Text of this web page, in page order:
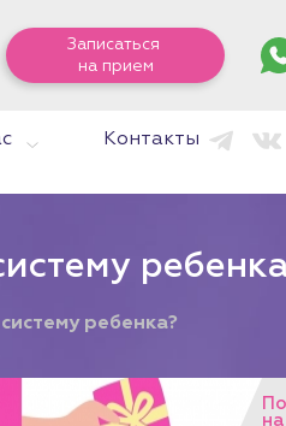
Записаться
на прием
Контакты
ребенка?